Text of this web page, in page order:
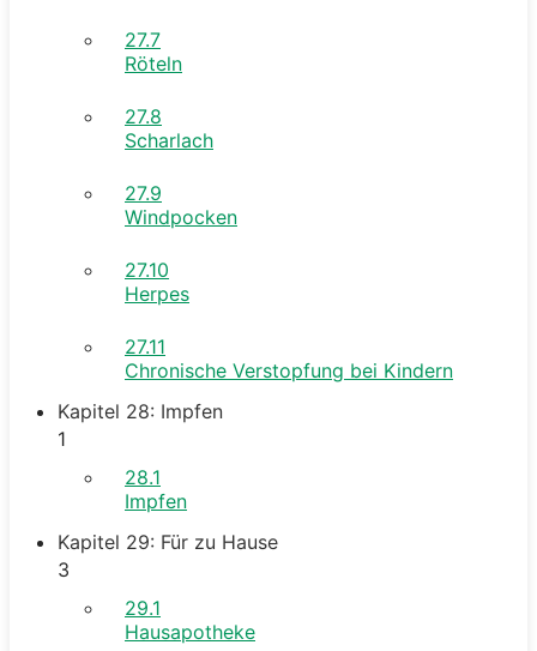
27.7
Röteln
27.8
Scharlach
27.9
Windpocken
27.10
Herpes
27.11
Chronische Verstopfung bei Kindern
Kapitel 28: Impfen
1
28.1
Impfen
Kapitel 29: Für zu Hause
3
29.1
Hausapotheke